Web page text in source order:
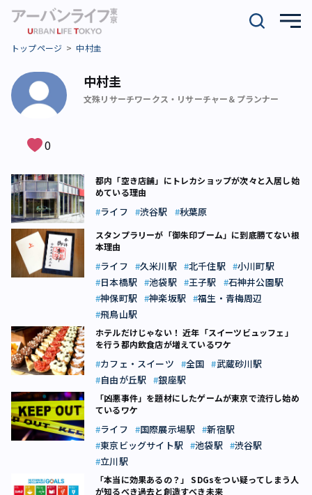
トップページ 中村圭
中村圭
文殊リサーチワークス・リサーチャー＆プランナー
0
都内「空き店舗」にトレカショップが次々と入居し始
めている理由
ライフ 渋谷駅 秋葉原
スタンプラリーが「御朱印ブーム」に到底勝てない根
本理由
ライフ 久米川駅 北千住駅
小川町駅
日本橋駅
池袋駅 王子駅
石神井公園駅
神保町駅
神楽坂駅
福生・青梅周辺
飛鳥山駅
ホテルだけじゃない！ 近年「スイーツビュッフェ」
を行う都内飲食店が増えているワケ
カフェ・スイーツ 全国
武蔵砂川駅
自由が丘駅
銀座駅
「凶悪事件」を題材にしたゲームが東京で流行し始め
ているワケ
ライフ 国際展示場駅
新宿駅
東京ビッグサイト駅
池袋駅
渋谷駅
立川駅
「本当に効果あるの？」 SDGsをつい疑ってしまう人
が知るべき過去と創造すべき未来